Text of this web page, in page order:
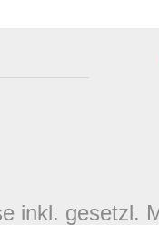
inkl. gesetzl.